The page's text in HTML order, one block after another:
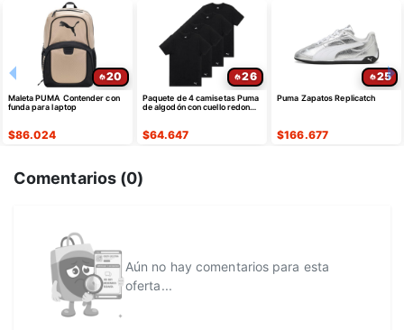
20
Maleta PUMA Contender con
funda para laptop
$86.024
26
Paquete de 4 camisetas Puma
de algodón con cuello redondo
$64.647
25
Puma Zapatos Replicatch
$166.677
Comentarios (0)
Aún no hay comentarios para esta
oferta...